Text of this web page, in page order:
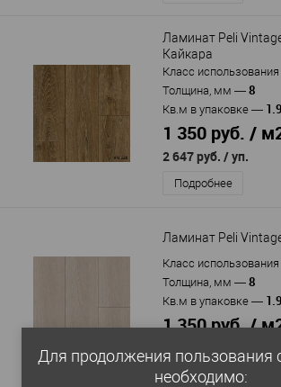
Ламинат Peli
Кайкара
Класс использования
Толщина, мм — 8
Кв.м в упаковке —
1 350 руб. /
2 647 руб. / уп.
Подробнее
Ламинат Peli
Класс использования
Толщина, мм — 8
Кв.м в упаковке —
1 350 руб. /
Подробнее
Для продолжения пользования
необходимо: